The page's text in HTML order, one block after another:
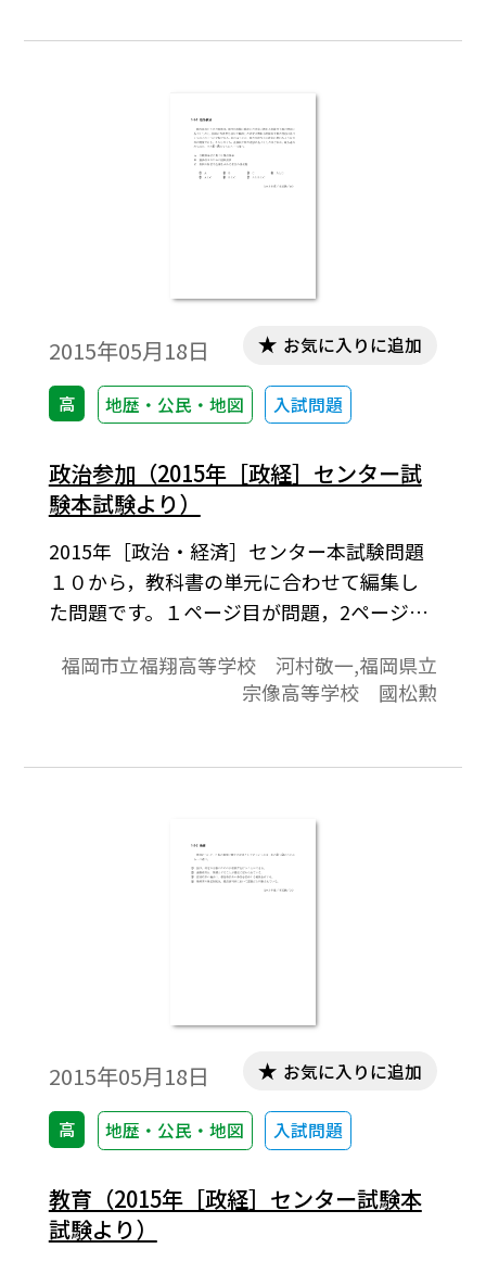
2015年05月18日
高 地歴・公民・地図 入試問題
お気に入りに追加
政治参加（2015年［政経］センター試
験本試験より）
2015年［政治・経済］センター本試験問題
１０から，教科書の単元に合わせて編集し
た問題です。１ページ目が問題，2ページ目
福岡市立福翔高等学校 河村敬一,福岡県立
宗像高等学校 國松勲
2015年05月18日
高 地歴・公民・地図 入試問題
お気に入りに追加
教育（2015年［政経］センター試験本
試験より）